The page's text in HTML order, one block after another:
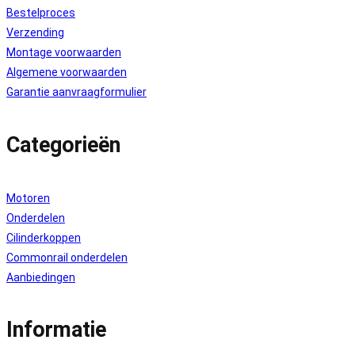
Bestelproces
Verzending
Montage voorwaarden
Algemene voorwaarden
Garantie aanvraagformulier
Categorieën
Motoren
Onderdelen
Cilinderkoppen
Commonrail onderdelen
Aanbiedingen
Informatie